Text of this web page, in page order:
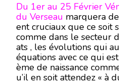
Du 1er au 25 Février
du Verseau marquera
ent cruciaux que ce soit
comme dans le secteur
ats , les évolutions qui
équations avec ce qui
ème de naissance
u’il en soit attendez « à